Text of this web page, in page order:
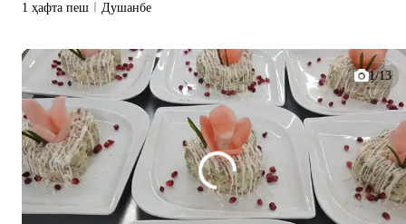
1 ҳафта пеш Душанбе
1/13